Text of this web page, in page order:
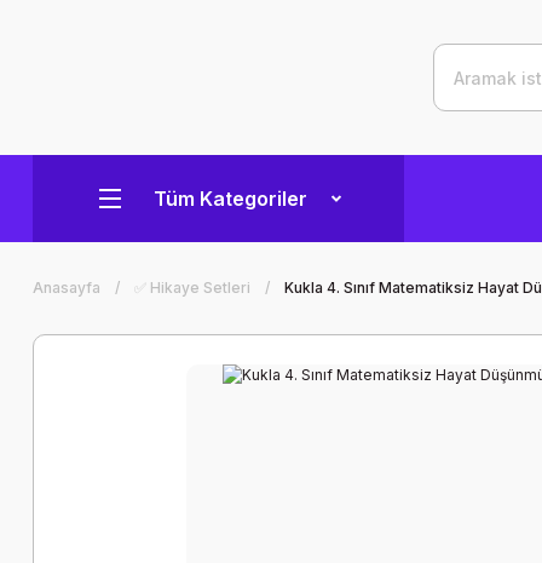
Tüm Kategoriler
Anasayfa ✅ Hikaye Setleri Kukla 4. Sınıf Matematiksiz Hayat